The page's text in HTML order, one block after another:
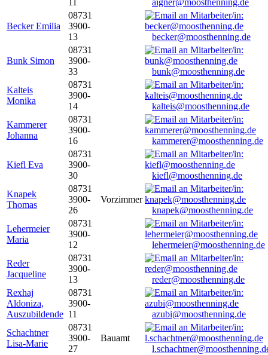
aigner@moosthenning.de
Becker Emilia
08731
3900-
13
becker@moosthenning.de
Bunk Simon
08731
3900-
33
bunk@moosthenning.de
Kalteis
Monika
08731
3900-
14
kalteis@moosthenning.de
Kammerer
Johanna
08731
3900-
16
kammerer@moosthenning.de
Kiefl Eva
08731
3900-
30
kiefl@moosthenning.de
Knapek
Thomas
08731
3900-
26
Vorzimmer
knapek@moosthenning.de
Lehermeier
Maria
08731
3900-
12
lehermeier@moosthenning.de
Reder
Jacqueline
08731
3900-
13
reder@moosthenning.de
Rexhaj
Aldoniza,
Auszubildende
08731
3900-
11
azubi@moosthenning.de
Schachtner
Lisa-Marie
08731
3900-
27
Bauamt